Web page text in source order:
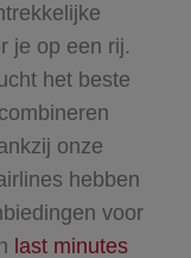
je op een rij.
het beste
onze
hebben
voor
last minutes